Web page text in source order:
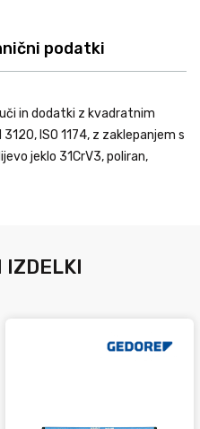
podatki
in dodatki z kvadratnim
ISO 1174, z zaklepanjem s
jeklo 31CrV3, poliran,
IZDELKI